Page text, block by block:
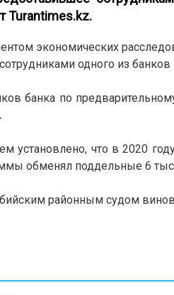
Turantimes.kz.
экономических
одного из
банка по
установлено, что в 2020
обменял поддельные 6 тыс.
районным судом